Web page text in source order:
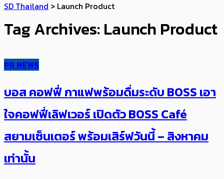
SD Thailand > Launch Product
Tag Archives: Launch Product
PR NEWS
บอส คอฟฟี่ กาแฟพร้อมดื่มระดับ BOSS เอา
ใจคอฟฟี่เลิฟเวอร์ เปิดตัว BOSS Café
สยามเซ็นเตอร์ พร้อมเสิร์ฟวันนี้ – สิงหาคม
เท่านั้น